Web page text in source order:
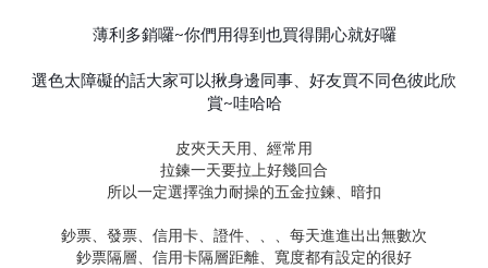
薄利多銷囉~你們用得到也買得開心就好囉
選色太障礙的話大家可以揪身邊同事、好友買不同色彼此欣
賞~哇哈哈
皮夾天天用、經常用
拉鍊一天要拉上好幾回合
所以一定選擇強力耐操的五金拉鍊、暗扣
鈔票、發票、信用卡、證件、、、每天進進出出無數次
鈔票隔層、信用卡隔層距離、寬度都有設定的很好